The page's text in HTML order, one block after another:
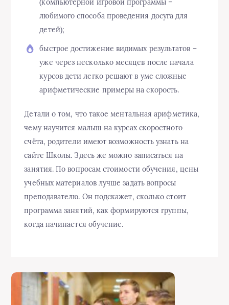
(компьютерной игровой программы –
любимого способа проведения досуга для
детей);
быстрое достижение видимых результатов –
уже через несколько месяцев после начала
курсов дети легко решают в уме сложные
арифметические примеры на скорость.
Детали о том, что такое ментальная арифметика,
чему научится малыш на курсах скоростного
счёта, родители имеют возможность узнать на
сайте Школы. Здесь же можно записаться на
занятия. По вопросам стоимости обучения, цены
учебных материалов лучше задать вопросы
преподавателю. Он подскажет, сколько стоит
программа занятий, как формируются группы,
когда начинается обучение.